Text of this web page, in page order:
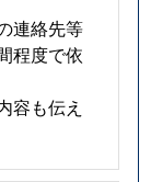
連絡先等
程度で依
容も伝え